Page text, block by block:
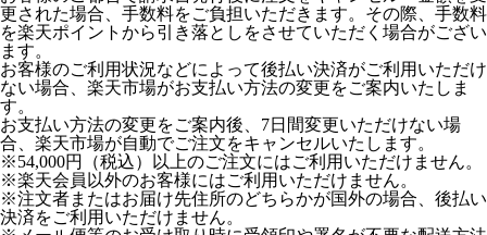
更された場合、手数料をご負担いただきます。その際、手数料
を楽天ポイントから引き落としをさせていただく場合がござい
ます。
お客様のご利用状況などによって後払い決済がご利用いただけ
ない場合、楽天市場がお支払い方法の変更をご案内いたしま
す。
お支払い方法の変更をご案内後、7日間変更いただけない場
合、楽天市場が自動でご注文をキャンセルいたします。
※54,000円（税込）以上のご注文にはご利用いただけません。
※楽天会員以外のお客様にはご利用いただけません。
※注文者またはお届け先住所のどちらかが国外の場合、後払い
決済をご利用いただけません。